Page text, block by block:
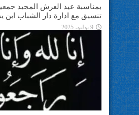
بمناسبة عيد العرش المجيد
تنسيق مع ادارة دار الشباب ابن
9 يوليو، 2025